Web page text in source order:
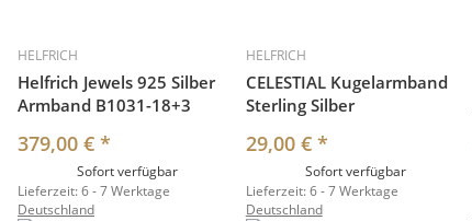
HELFRICH
Helfrich Jewels 925 Silber
Armband B1031-18+3
379,00 € *
Sofort verfügbar
Lieferzeit:6 - 7 Werktage
Deutschland
HELFRICH
CELESTIAL Kugelarmband
Sterling Silber
29,00 € *
Sofort verfügbar
Lieferzeit:6 - 7 Werktage
Deutschland